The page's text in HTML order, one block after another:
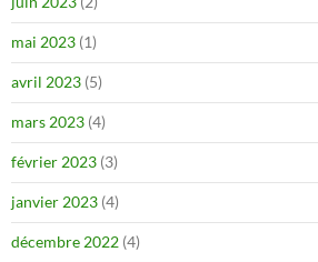
mai 2023 (1)
avril 2023 (5)
mars 2023 (4)
février 2023 (3)
janvier 2023 (4)
décembre 2022 (4)